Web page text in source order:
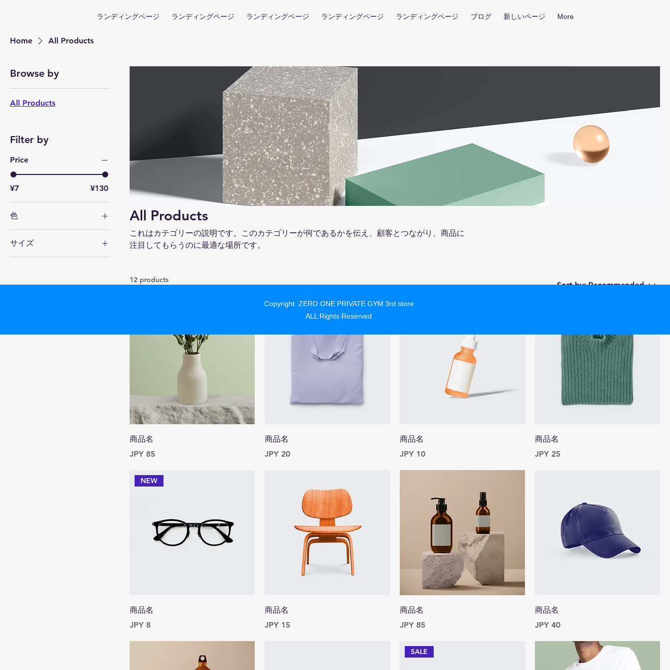
ランディングページ ランディングページ ランディングページ ランディングページ ランディングページ ブログ 新しいページ More
Home All Products
Browse by
All Products
Filter by
Price
¥7 ¥130
色
サイズ
Small
All Products
これはカテゴリーの説明です。このカテゴリーが何であるかを伝え、顧客とつながり、商品に
注目してもらうのに最適な場所です。
12 products
Sort by: Recommended
商品名
Price
JPY 85
商品名
Price
JPY 20
商品名
Price
JPY 10
商品名
Price
JPY 25
NEW
商品名
Price
JPY 8
商品名
Price
JPY 15
商品名
Price
JPY 85
商品名
Price
JPY 40
SALE
Copyright ZERO ONE PRIVATE GYM 3rd store
ALL Rights Reserved